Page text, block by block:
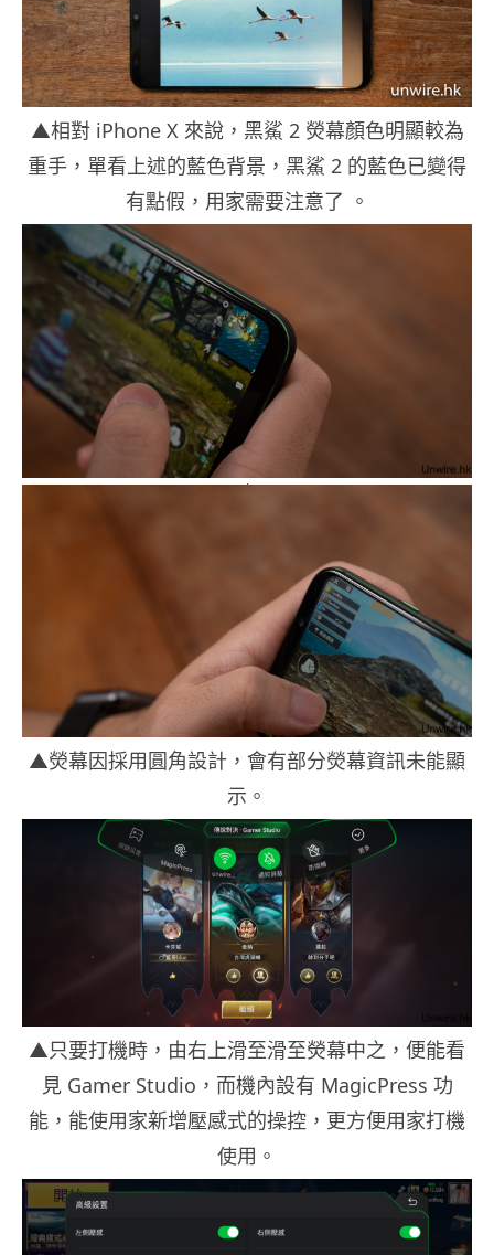
▲相對 iPhone X 來說，黑鯊 2 熒幕顏色明顯較為
重手，單看上述的藍色背景，黑鯊 2 的藍色已變得
有點假，用家需要注意了 。
▲熒幕因採用圓角設計，會有部分熒幕資訊未能顯
示。
▲只要打機時，由右上滑至滑至熒幕中之，便能看
見 Gamer Studio，而機內設有 MagicPress 功
能，能使用家新增壓感式的操控，更方便用家打機
使用。